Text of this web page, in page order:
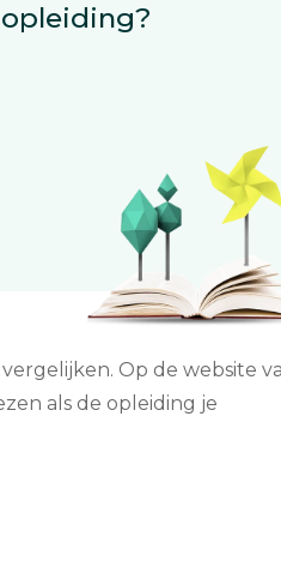
Op de website
als de opleiding je